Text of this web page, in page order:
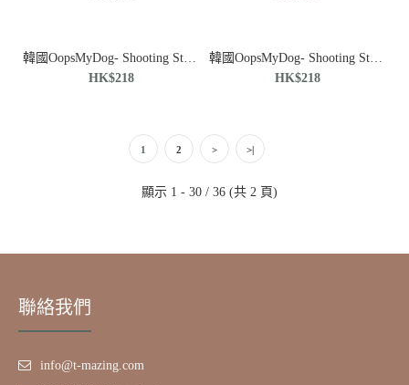
韓國OopsMyDog- Shooting Star Vest-Crazy Purple♡寵物衫
HK$218
韓國OopsMyDog- Shooting Star Vest-Pop Mint♡寵物衫
HK$218
1 2 > >|
顯示 1 - 30 / 36 (共 2 頁)
聯絡我們
info@t-mazing.com